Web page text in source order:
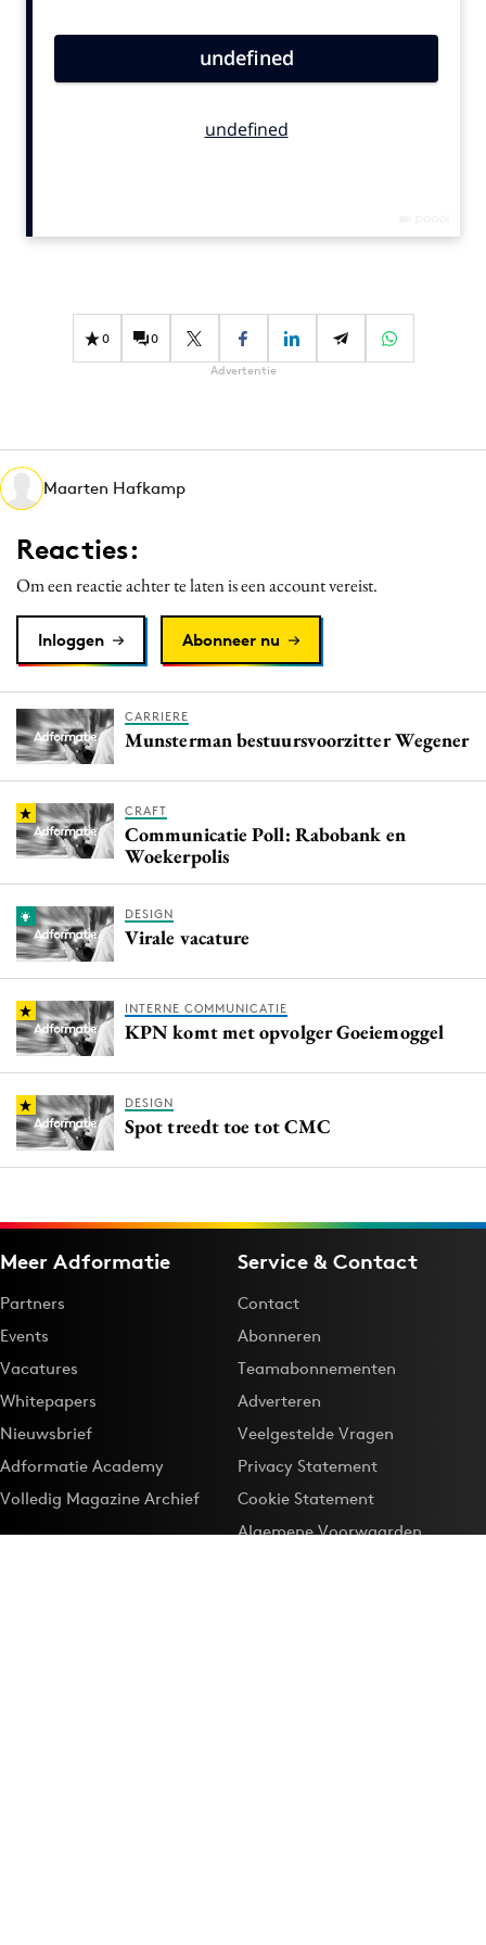
Carriere
Diversiteit
Interne communicatie
Martech
Media
Merkstrategie
PR
Purpose Marketing
Reputatie & crisis
0 0
Advertentie
Maarten Hafkamp
Reacties:
Om een reactie achter te laten is een account vereist.
Inloggen Abonneer nu
CARRIERE
Munsterman bestuursvoorzitter Wegener
CRAFT
Communicatie Poll: Rabobank en
Woekerpolis
DESIGN
Virale vacature
INTERNE COMMUNICATIE
KPN komt met opvolger Goeiemoggel
DESIGN
Spot treedt toe tot CMC
Meer Adformatie
Partners
Events
Vacatures
Whitepapers
Nieuwsbrief
Adformatie Academy
Volledig Magazine Archief
Service & Contact
Contact
Abonneren
Teamabonnementen
Adverteren
Veelgestelde Vragen
Privacy Statement
Cookie Statement
Algemene Voorwaarden